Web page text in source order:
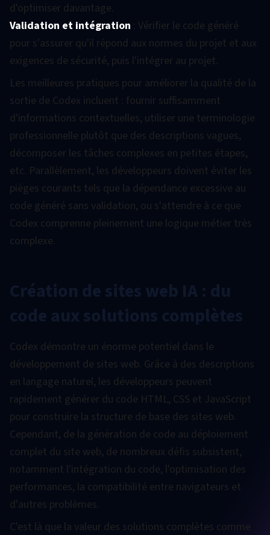
d'optimiser davantage.
Validation et intégration : Vérifier le code généré
pour s'assurer qu'il répond aux normes du projet et aux
exigences de sécurité, puis l'intégrer au projet.
Les meilleures pratiques pour améliorer la qualité de la
sortie de Codex incluent : fournir suffisamment
d'informations contextuelles, utiliser une terminologie
professionnelle plutôt que des descriptions vagues,
décomposer les tâches complexes en petites étapes,
etc. Parallèlement, les développeurs doivent éviter les
pièges courants tels que la dépendance excessive au
code généré sans validation, ou s'attendre à ce que
Codex comprenne pleinement une logique métier très
complexe.
Création de sites web IA : du
code aux solutions complètes
Codex démontre un énorme potentiel dans le
développement de sites web. Grâce à des descriptions
en langage naturel, les développeurs peuvent
rapidement générer du code HTML, CSS et JavaScript
pour construire la structure de base des sites web.
Cependant, de la génération de code au déploiement
complet du site web, de nombreux défis subsistent,
notamment l'intégration du code, l'optimisation des
performances, la compatibilité entre navigateurs et
d'autres problèmes.
C'est là que la valeur des solutions complètes comme